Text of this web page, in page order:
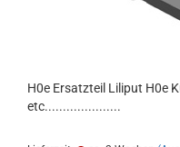
H0e Ersatzteil Liliput H0e
etc.....................